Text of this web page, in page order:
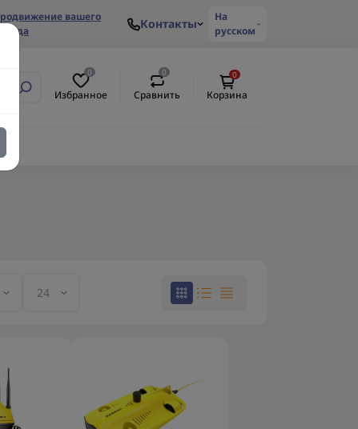
вашего
бренда
Контакты
На
русском
0
Избранное
0
Сравнить
0
Корзина